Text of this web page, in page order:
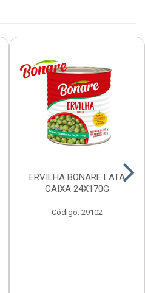
ERVILHA BONARE LATA
CAIXA 24X170G
Código: 29102